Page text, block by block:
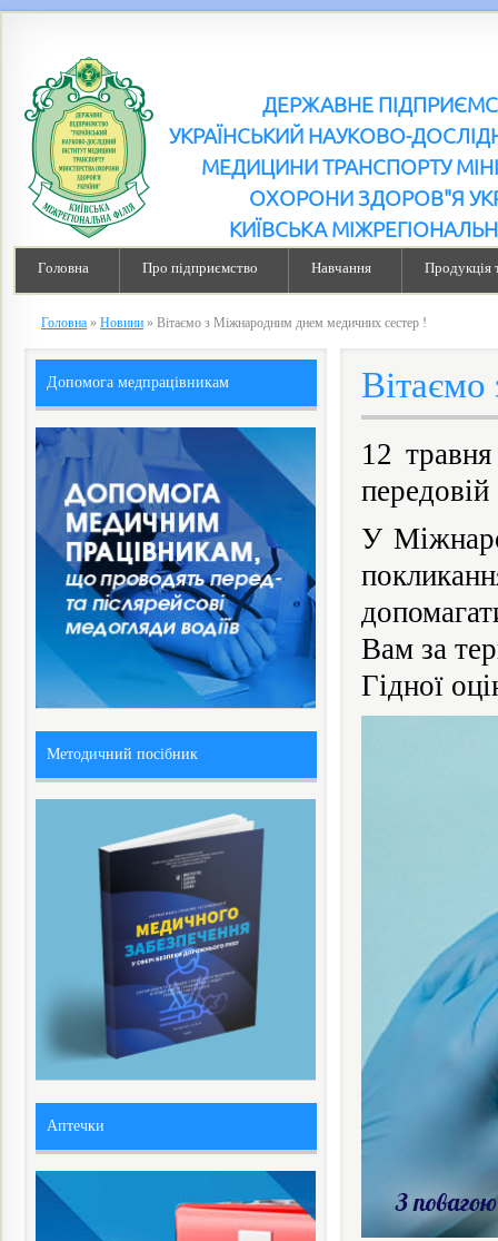
ДЕРЖАВНЕ
УКРАЇНСЬКИЙ НАУКОВО-
МЕДИЦИНИ ТРАНСПОРТУ
ОХОРОНИ ЗДОРОВ"Я
КИЇВСЬКА
Головна Про підприємство Навчання Продукція
Головна » Новини » Вітаємо з Міжнародним днем медичних сестер !
12
У
Вам за
Гідної
Допомога медпрацівникам
Методичний посібник
Аптечки